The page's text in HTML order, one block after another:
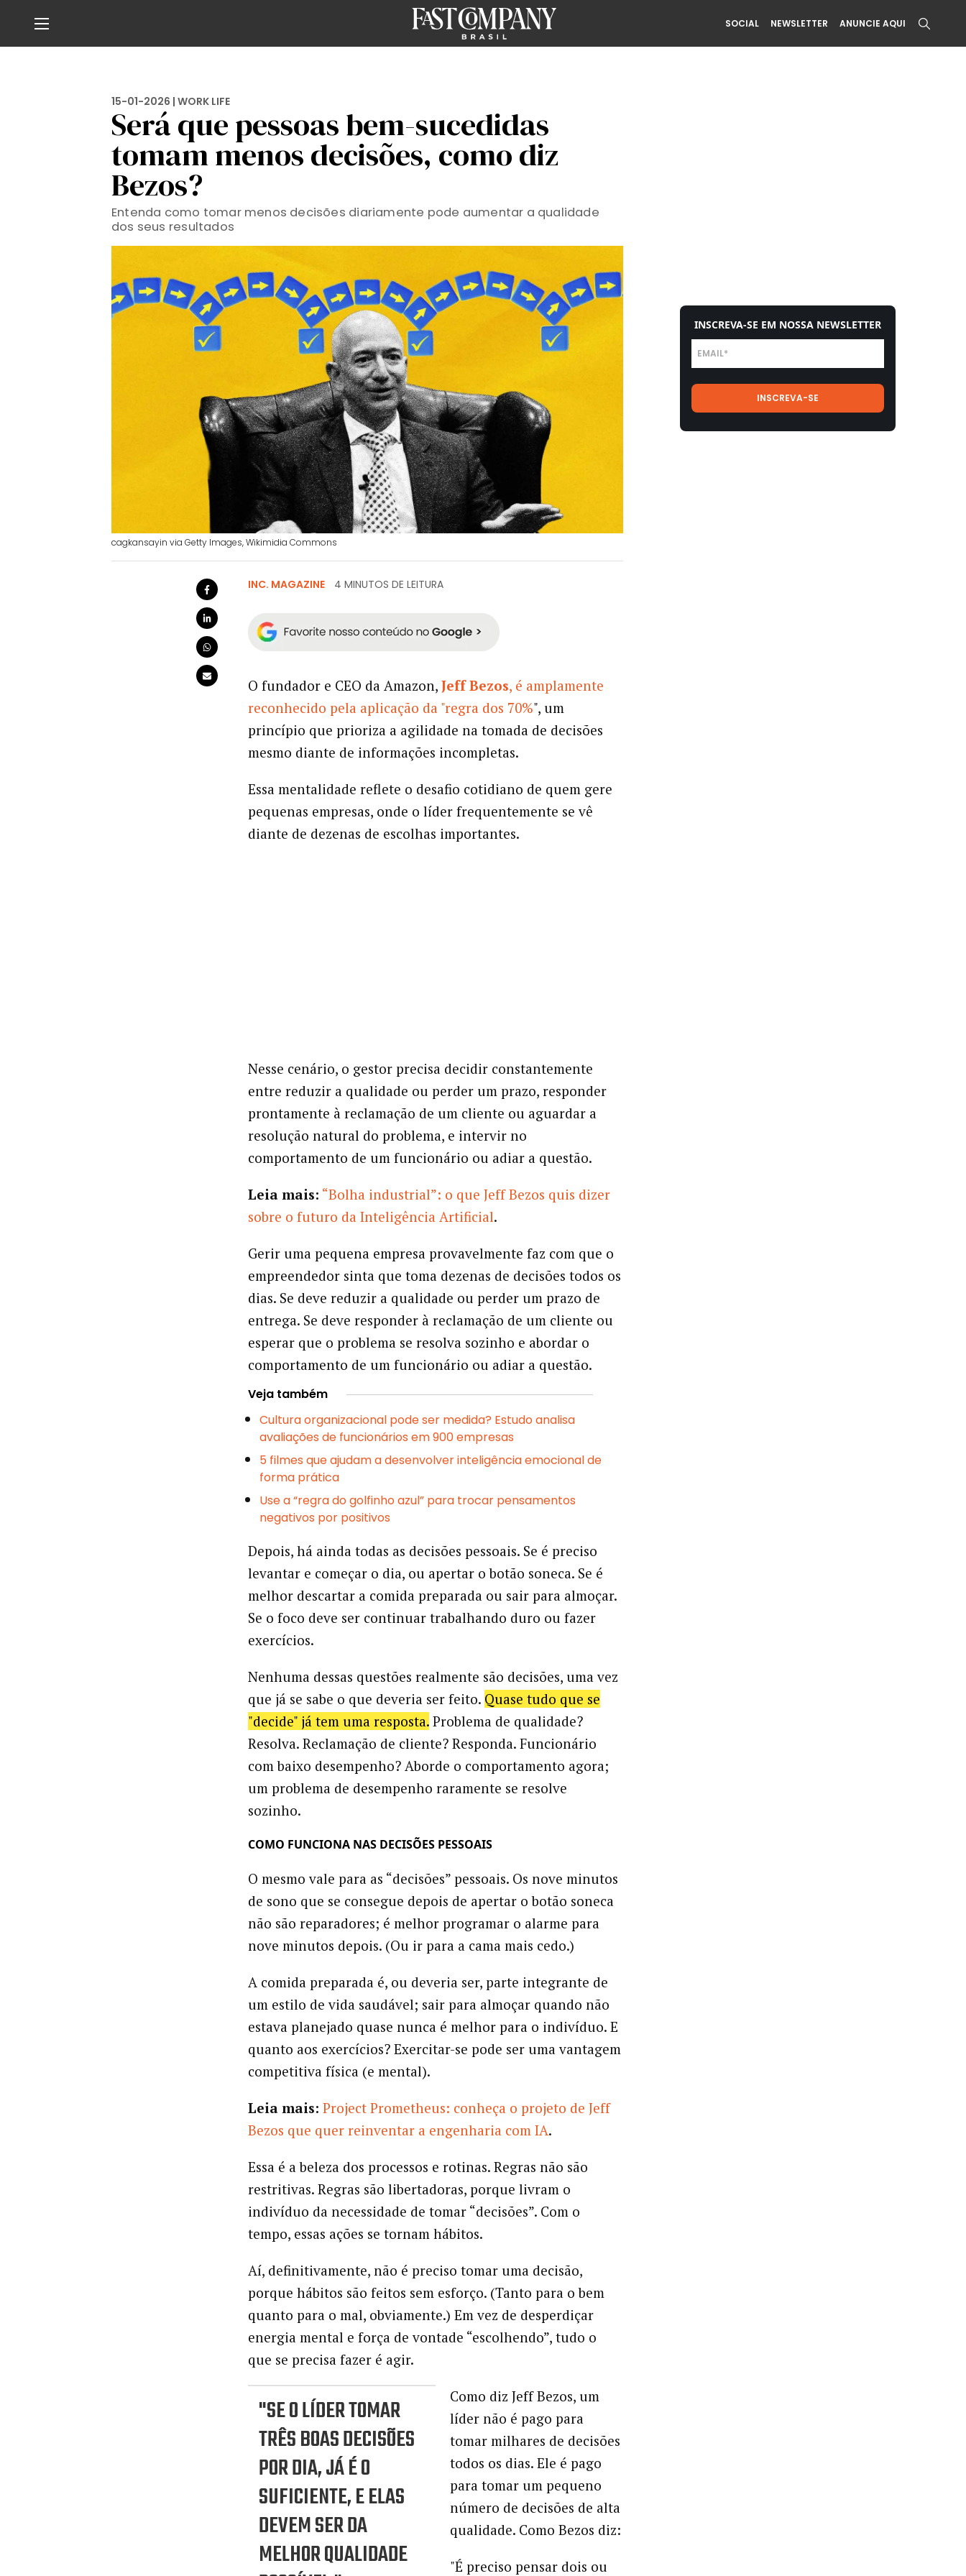
SOCIAL NEWSLETTER ANUNCIE AQUI
15-01-2026 | WORK LIFE
Será que pessoas bem-sucedidas
tomam menos decisões, como diz
Bezos?
Entenda como tomar menos decisões diariamente pode aumentar a qualidade
dos seus resultados
cagkansayin via Getty Images, Wikimidia Commons
INC. MAGAZINE 4 MINUTOS DE LEITURA
O fundador e CEO da Amazon, Jeff Bezos, é amplamente
reconhecido pela aplicação da "regra dos 70%", um
princípio que prioriza a agilidade na tomada de decisões
mesmo diante de informações incompletas.
Essa mentalidade reflete o desafio cotidiano de quem gere
pequenas empresas, onde o líder frequentemente se vê
diante de dezenas de escolhas importantes.
Nesse cenário, o gestor precisa decidir constantemente
entre reduzir a qualidade ou perder um prazo, responder
prontamente à reclamação de um cliente ou aguardar a
resolução natural do problema, e intervir no
comportamento de um funcionário ou adiar a questão.
Leia mais: “Bolha industrial”: o que Jeff Bezos quis dizer
sobre o futuro da Inteligência Artificial.
Gerir uma pequena empresa provavelmente faz com que o
empreendedor sinta que toma dezenas de decisões todos os
dias. Se deve reduzir a qualidade ou perder um prazo de
entrega. Se deve responder à reclamação de um cliente ou
esperar que o problema se resolva sozinho e abordar o
comportamento de um funcionário ou adiar a questão.
Veja também
Cultura organizacional pode ser medida? Estudo analisa
avaliações de funcionários em 900 empresas
5 filmes que ajudam a desenvolver inteligência emocional de
forma prática
Use a “regra do golfinho azul” para trocar pensamentos
negativos por positivos
Depois, há ainda todas as decisões pessoais. Se é preciso
levantar e começar o dia, ou apertar o botão soneca. Se é
melhor descartar a comida preparada ou sair para almoçar.
Se o foco deve ser continuar trabalhando duro ou fazer
exercícios.
Nenhuma dessas questões realmente são decisões, uma vez
que já se sabe o que deveria ser feito. Quase tudo que se
"decide" já tem uma resposta.Problema de qualidade?
Resolva. Reclamação de cliente? Responda. Funcionário
com baixo desempenho? Aborde o comportamento agora;
um problema de desempenho raramente se resolve
sozinho.
COMO FUNCIONA NAS DECISÕES PESSOAIS
O mesmo vale para as “decisões” pessoais. Os nove minutos
de sono que se consegue depois de apertar o botão soneca
não são reparadores; é melhor programar o alarme para
nove minutos depois. (Ou ir para a cama mais cedo.)
A comida preparada é, ou deveria ser, parte integrante de
um estilo de vida saudável; sair para almoçar quando não
estava planejado quase nunca é melhor para o indivíduo. E
quanto aos exercícios? Exercitar-se pode ser uma vantagem
competitiva física (e mental).
Leia mais: Project Prometheus: conheça o projeto de Jeff
Bezos que quer reinventar a engenharia com IA.
Essa é a beleza dos processos e rotinas. Regras não são
restritivas. Regras são libertadoras, porque livram o
indivíduo da necessidade de tomar “decisões”. Com o
tempo, essas ações se tornam hábitos.
Aí, definitivamente, não é preciso tomar uma decisão,
porque hábitos são feitos sem esforço. (Tanto para o bem
quanto para o mal, obviamente.) Em vez de desperdiçar
energia mental e força de vontade “escolhendo”, tudo o
que se precisa fazer é agir.
"SE O LÍDER TOMAR
TRÊS BOAS DECISÕES
POR DIA, JÁ É O
SUFICIENTE, E ELAS
DEVEM SER DA
MELHOR QUALIDADE
Como diz Jeff Bezos, um
líder não é pago para
tomar milhares de decisões
todos os dias. Ele é pago
para tomar um pequeno
número de decisões de alta
qualidade. Como Bezos diz:
"É preciso pensar dois ou
INSCREVA-SE EM NOSSA NEWSLETTER